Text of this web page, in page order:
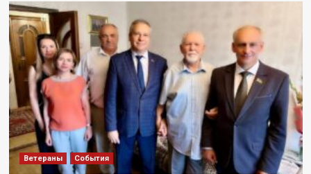
Ветераны События